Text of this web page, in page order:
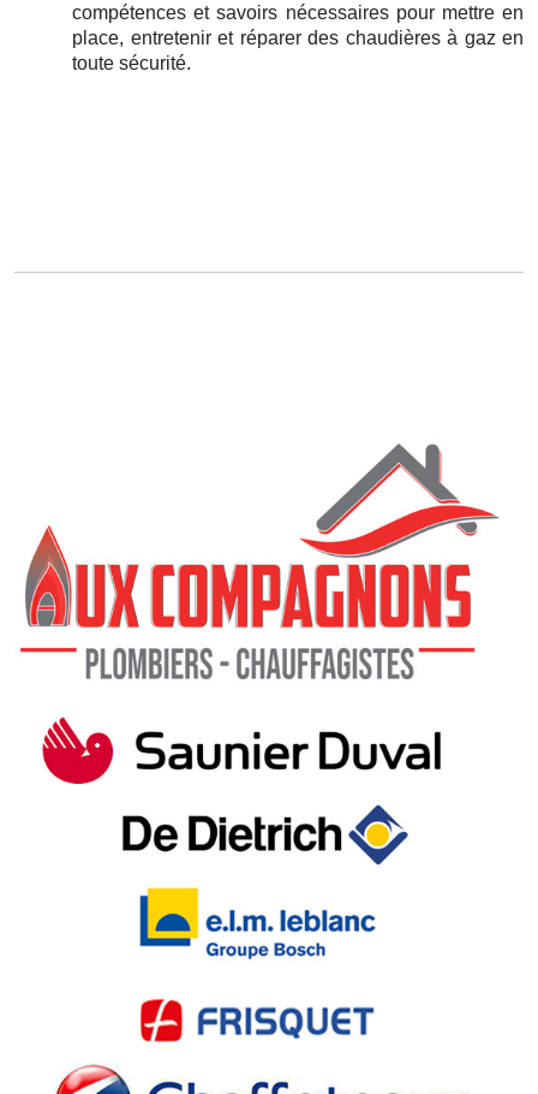
compétences et savoirs nécessaires pour mettre en
place, entretenir et réparer des chaudières à gaz en
toute sécurité.